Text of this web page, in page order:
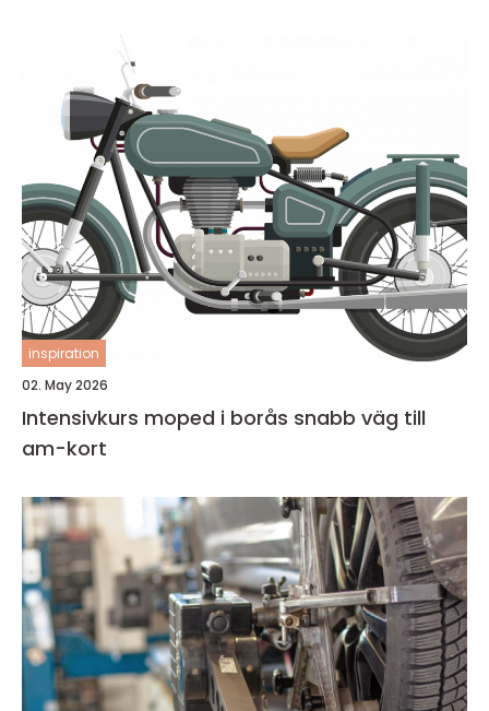
inspiration
02. May 2026
Intensivkurs moped i borås snabb väg till
am-kort